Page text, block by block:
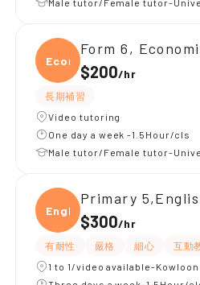
Male tutor/Female tutor-
Econ
Form 6,
$200/hr
長期補習
Video tutoring
One day a week -1.5Hour/cls
Male tutor/Female tutor-
Engli
Primary
$300/hr
有耐性 嚴格 細心 互動
1 to 1/video available-Kowloon